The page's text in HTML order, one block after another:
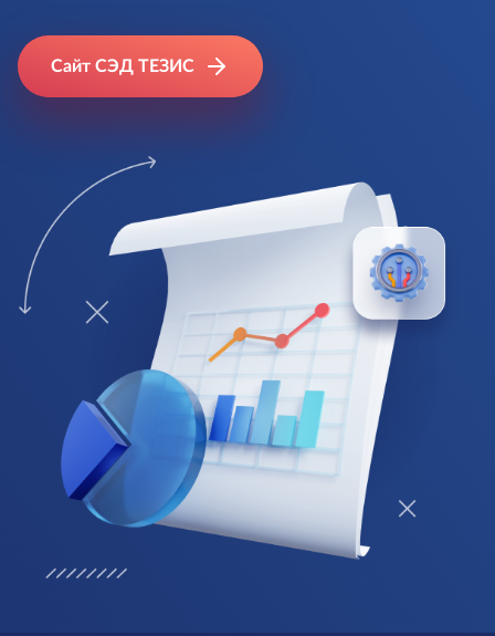
Сайт СЭД ТЕЗИС